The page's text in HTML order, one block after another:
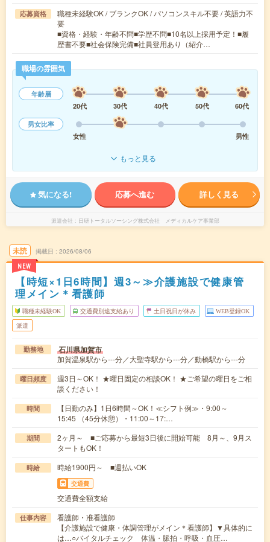
応募資格
職種未経験OK / ブランクOK / パソコンスキル不要 / 英語力不
要
■資格・経験・年齢不問■学歴不問■10名以上採用予定！■履
歴書不要■社会保険完備■社員登用あり（紹介…
職場の雰囲気
年齢層
20代
30代 40代 50代
60代
男女比率
女性
男性
もっと見る
気になる! 応募へ進む 詳しく見る
派遣会社 日研トータルソーシング株式会社 メディカルケア事業部
未読
NEW
掲載日 2026/08/06
【時短×1日6時間】週3～≫介護施設で健康管
理メイン＊看護師
職種未経験OK 交通費別途支給あり 土日祝日が休み WEB登録OK
派遣
勤務地 石川県加賀市
加賀温泉駅から---分／大聖寺駅から---分／動橋駅から---分
曜日頻度
週3日～OK！ ★曜日固定の相談OK！ ★ご希望の曜日をご相
談ください！
時間
【日勤のみ】1日6時間～OK！≪シフト例≫・9:00～
15:45 （45分休憩）・11:00～17:…
期間
2ヶ月～ ■ご応募から最短3日後に開始可能 8月～、9月ス
タートもOK！
時給 時給1900円～ ■週払いOK
交通費
交通費全額支給
仕事内容
看護師・准看護師
【介護施設で健康・体調管理がメイン＊看護師】▼具体的に
は…○バイタルチェック 体温・脈拍・呼吸・血圧…